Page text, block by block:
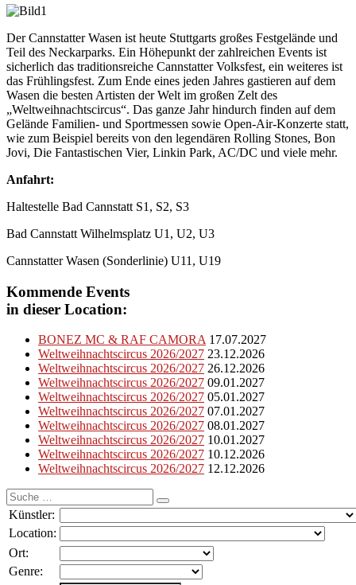
Der Cannstatter Wasen ist heute Stuttgarts großes Festgelände und
Teil des Neckarparks. Ein Höhepunkt der zahlreichen Events ist
sicherlich das traditionsreiche Cannstatter Volksfest, ein weiteres ist
das Frühlingsfest. Zum Ende eines jeden Jahres gastieren auf dem
Wasen die besten Artisten der Welt im großen Zelt des
„Weltweihnachtscircus“. Das ganze Jahr hindurch finden auf dem
Gelände Familien- und Sportmessen sowie Open-Air-Konzerte statt,
wie zum Beispiel bereits von den legendären Rolling Stones, Bon
Jovi, Die Fantastischen Vier, Linkin Park, AC/DC und viele mehr.
Anfahrt:
Haltestelle Bad Cannstatt S1, S2, S3
Bad Cannstatt Wilhelmsplatz U1, U2, U3
Cannstatter Wasen (Sonderlinie) U11, U19
Kommende Events
in dieser Location:
BONEZ MC & RAF CAMORA 17.07.2027
Weltweihnachtscircus 2026/2027 23.12.2026
Weltweihnachtscircus 2026/2027 26.12.2026
Weltweihnachtscircus 2026/2027 09.01.2027
Weltweihnachtscircus 2026/2027 05.01.2027
Weltweihnachtscircus 2026/2027 07.01.2027
Weltweihnachtscircus 2026/2027 08.01.2027
Weltweihnachtscircus 2026/2027 10.01.2027
Weltweihnachtscircus 2026/2027 10.12.2026
Weltweihnachtscircus 2026/2027 12.12.2026
Suche
nach:
Künstler:
Location:
Ort:
Genre: